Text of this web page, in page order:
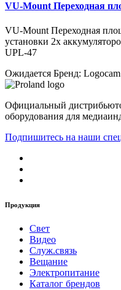
VU-Mount Переходная
VU-Mount Переходная
установки 2х
UPL-47
Ожидается Бренд: Logocam
Официальный
оборудования для
Подпишитесь на наши
Продукция
Свет
Видео
Служ.связь
Вещание
Электропитание
Каталог брендов